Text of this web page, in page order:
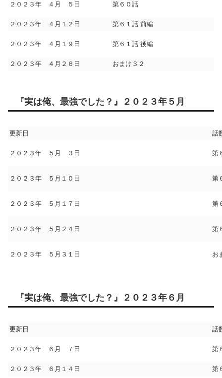
２０２３年 ４月 ５日 第６０話
２０２３年 ４月１２日 第６１話 前編
２０２３年 ４月１９日 第６１話 後編
２０２３年 ４月２６日 おまけ３２
『実は俺、最強でした？』２０２３年５月
更新日 話
２０２３年 ５月 ３日 第
２０２３年 ５月１０日 第
２０２３年 ５月１７日 第
２０２３年 ５月２４日 第
２０２３年 ５月３１日 お
『実は俺、最強でした？』２０２３年６月
更新日 話
２０２３年 ６月 ７日 第
２０２３年 ６月１４日 第